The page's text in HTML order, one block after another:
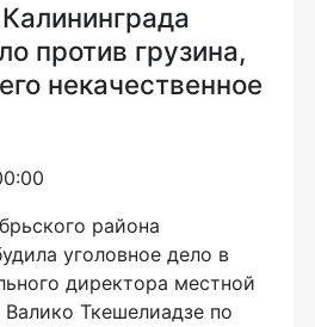
против грузина,
некачественное
района
уголовное дело в
директора местной
Ткешелиадзе по